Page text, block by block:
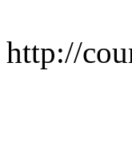
http://